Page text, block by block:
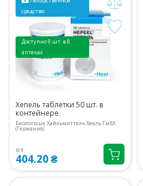
средство
Доступно 9 шт. в 8
аптеках
Хепель таблетки 50 шт. в
контейнере
Биологише Хайльмиттель Хеель ГмбХ
(Германия)
от
404.20 ₴